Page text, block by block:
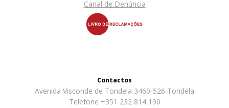
Canal de Denúncia
Contactos
Avenida Visconde de Tondela 3460-526 Tondela
Telefone +351 232 814 190